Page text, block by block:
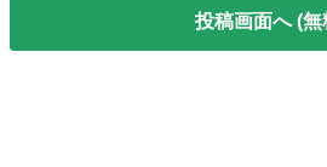
投稿画面へ (無